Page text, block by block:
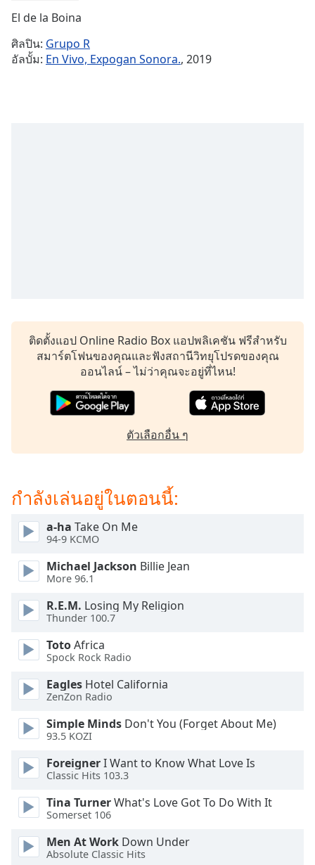
Time-
settings
dialog
subtitles
selected
Fullscreen
modal
window.
Beginning
dialog
window.
cancel
and
close
window.
Text
Color
Opacity
El de la Boina
ศิลปิน: Grupo R
อัลบั้ม: En Vivo, Expogan Sonora., 2019
ติดตั้งแอป Online Radio Box แอปพลิเคชัน ฟรีสำหรับ
สมาร์ตโฟนของคุณและฟังสถานีวิทยุโปรดของคุณ
ออนไลน์ – ไม่ว่าคุณจะอยู่ที่ไหน!
ตัวเลือกอื่น ๆ
กำลังเล่นอยู่ในตอนนี้:
a-ha Take On Me
94-9 KCMO
Michael Jackson Billie Jean
More 96.1
R.E.M. Losing My Religion
Thunder 100.7
TotoAfrica
Spock Rock Radio
Eagles Hotel California
ZenZon Radio
Simple Minds Don't You (Forget About Me)
93.5 KOZI
ForeignerI Want to Know What Love Is
Classic Hits 103.3
Tina TurnerWhat's Love Got To Do With It
Somerset 106
Men At Work Down Under
Absolute Classic Hits